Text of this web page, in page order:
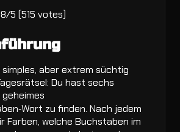
5 (515 votes)
aber extrem süchtig
Du hast sechs
zu finden. Nach jedem
Farben, welche Buchstaben im